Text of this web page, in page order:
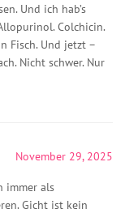
Und ich hab’s
Colchicin.
Fisch. Und jetzt –
Nicht schwer. Nur
November 29, 2025
immer als
Gicht ist kein